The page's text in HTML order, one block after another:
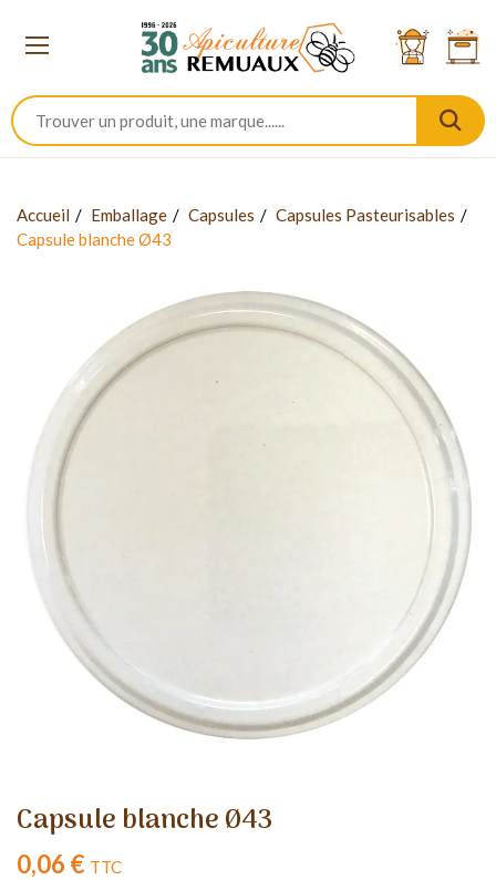
Accueil Emballage Capsules
Capsules Pasteurisables
Capsule blanche Ø43
Capsule blanche Ø43
0,06 € TTC